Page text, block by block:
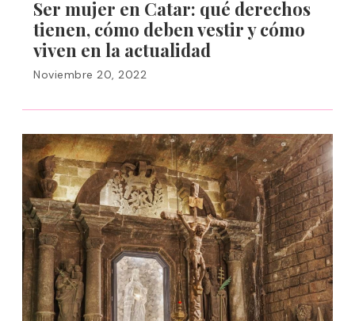
Ser mujer en Catar: qué derechos
tienen, cómo deben vestir y cómo
viven en la actualidad
Noviembre 20, 2022